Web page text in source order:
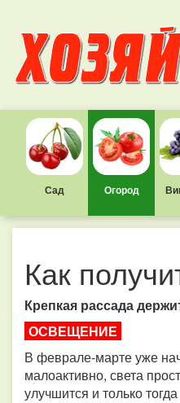
Сад Огород
Как
Крепкая рассада
ОСВЕЩЕНИЕ
В феврале-марте уже
малоактивно, света
улучшится и только